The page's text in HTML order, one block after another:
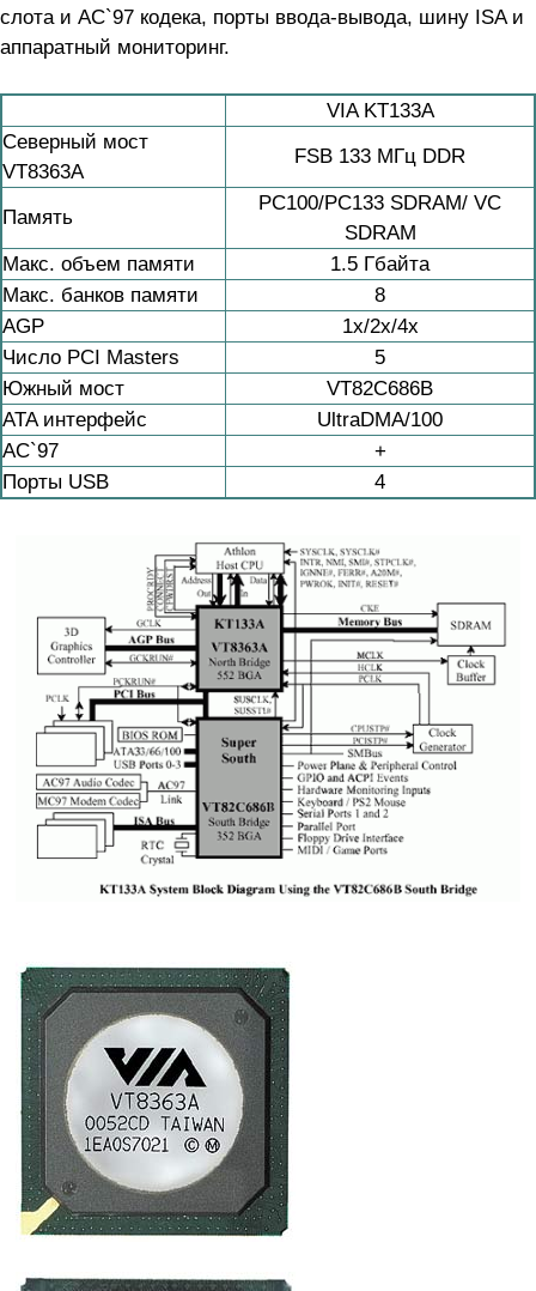
слота и AC`97 кодека, порты ввода-вывода, шину ISA и
аппаратный мониторинг.
VIA KT133A
Северный мост
VT8363A
FSB 133 МГц DDR
Память
PC100/PC133 SDRAM/ VC
SDRAM
Макс. объем памяти
1.5 Гбайта
Макс. банков памяти
8
AGP
1x/2x/4x
Число PCI Masters
5
Южный мост
VT82C686B
ATA интерфейс
UltraDMA/100
AC`97
+
Порты USB
4